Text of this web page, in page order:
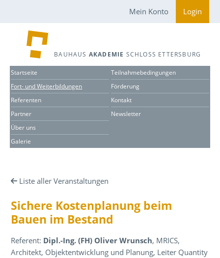
Mein Konto Login
BAUHAUS AKADEMIE SCHLOSS ETTERSBURG
Startseite
Fort- und Weiterbildungen
Referenten
Partner
Über uns
Galerie
Teilnahmebedingungen
Förderung
Kontakt
Newsletter
Liste aller Veranstaltungen
Sichere Kostenplanung beim
Bauen im Bestand
Referent: Dipl.-Ing. (FH) Oliver Wrunsch, MRICS,
Architekt, Objektentwicklung und Planung, Leiter Quantity